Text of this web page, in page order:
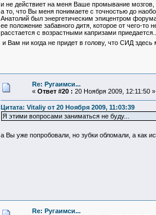
и не действиет на меня Ваше промывание
а то, что Вы меня понимаете с точностью до
Анатолий был энергетическим эпицентром
ее положение забавного дитя, которое от чего-то
расстается с возрастными капризами
и Вам ни когда не придет в голову, что СИД
Re: Ругаимси...
« Ответ #20 : 20 Ноября 2009, 12:11:50 »
Цитата: Vitaliy от 20 Ноября 2009, 11:03:39
Я этими вопросами заниматься не буду...
а Вы уже попробовали, но зубки обломали, а как
Re: Ругаимси...